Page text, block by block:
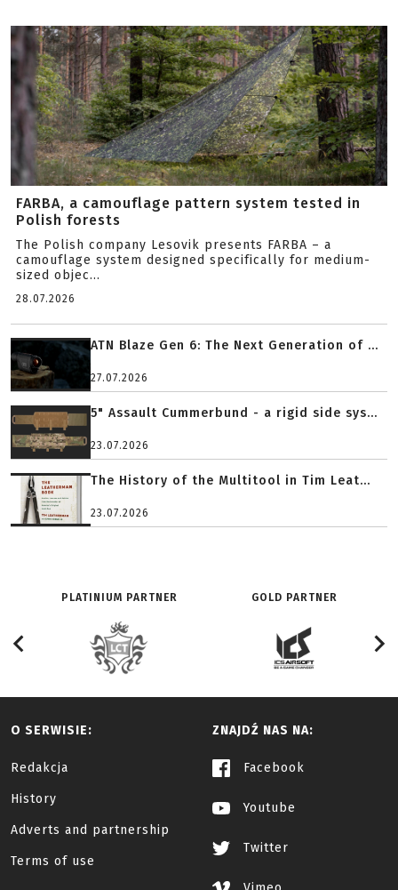
FARBA, a camouflage pattern system tested in
Polish forests
The Polish company Lesovik presents FARBA – a
camouflage system designed specifically for medium-
sized objec...
28.07.2026
ATN Blaze Gen 6: The Next Generation of ...
27.07.2026
5" Assault Cummerbund - a rigid side sys...
23.07.2026
The History of the Multitool in Tim Leat...
23.07.2026
PLATINIUM PARTNER GOLD PARTNER
O SERWISIE:
Redakcja
History
Adverts and partnership
Terms of use
ZNAJDŹ NAS NA:
Facebook
Youtube
Twitter